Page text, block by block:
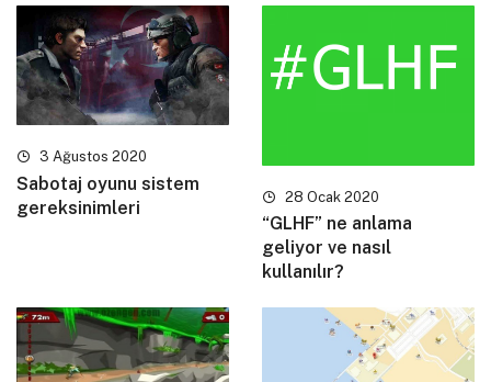
3 Ağustos 2020
Sabotaj oyunu sistem
gereksinimleri
28 Ocak 2020
“GLHF” ne anlama
geliyor ve nasıl
kullanılır?